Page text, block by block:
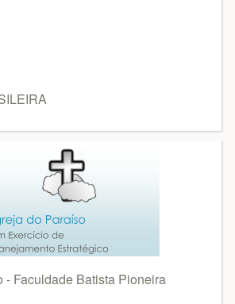
- Faculdade Batista Pioneira